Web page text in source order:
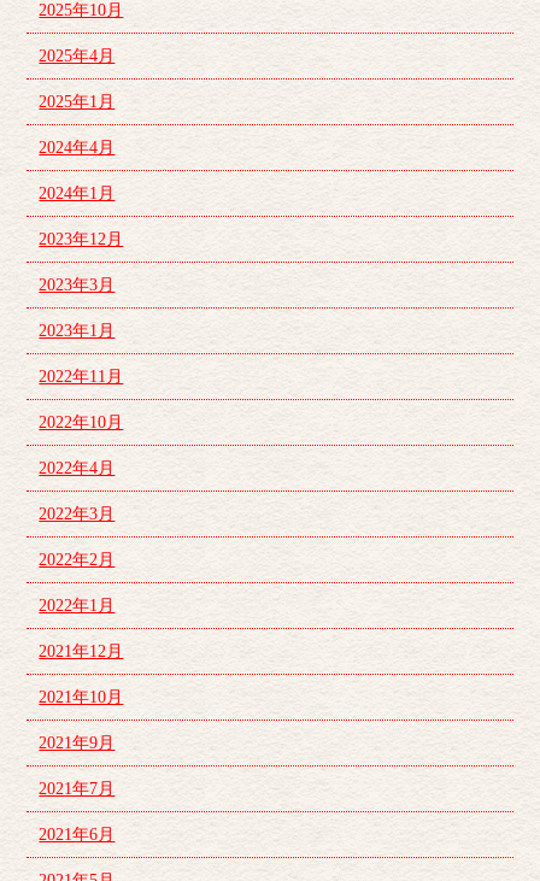
2025年10月
2025年4月
2025年1月
2024年4月
2024年1月
2023年12月
2023年3月
2023年1月
2022年11月
2022年10月
2022年4月
2022年3月
2022年2月
2022年1月
2021年12月
2021年10月
2021年9月
2021年7月
2021年6月